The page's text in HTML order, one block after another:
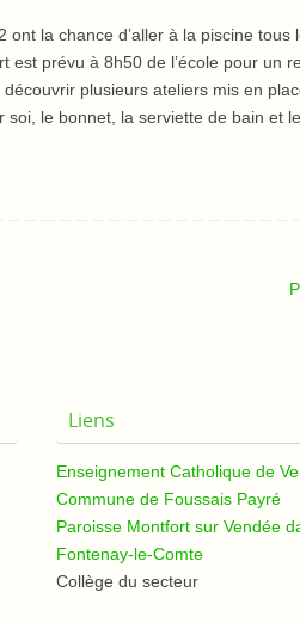
la chance d’aller à la piscine tous
prévu à 8h50 de l’école pour un
plusieurs ateliers mis en
le bonnet, la serviette de bain et
Liens
Enseignement Catholique de
Commune de Foussais Payré
Paroisse Montfort sur Vendée
Fontenay-le-Comte
Collège du secteur